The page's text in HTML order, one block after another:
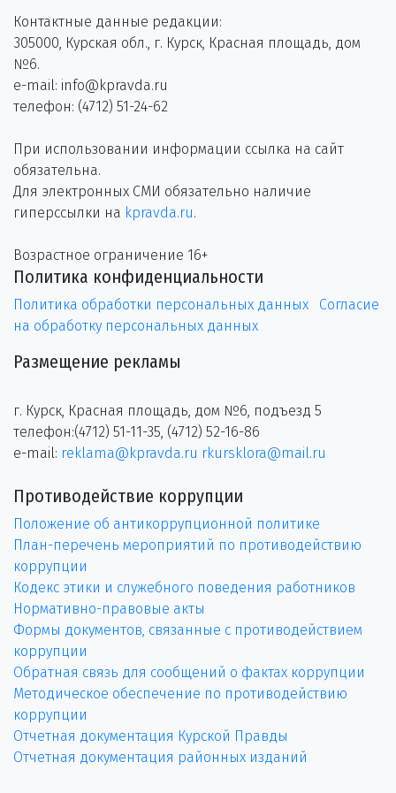
Контактные данные редакции:
305000, Курская обл., г. Курск, Красная площадь, дом
№6.
e-mail: info@kpravda.ru
телефон: (4712) 51-24-62
При использовании информации ссылка на сайт
обязательна.
Для электронных СМИ обязательно наличие
гиперссылки на kpravda.ru.
Возрастное ограничение 16+
Политика конфиденциальности
Политика обработки персональных данных
Согласие
на обработку персональных данных
Размещение рекламы
г. Курск, Красная площадь, дом №6, подъезд 5
телефон:(4712) 51-11-35, (4712) 52-16-86
e-mail: reklama@kpravda.ru rkursklora@mail.ru
Противодействие коррупции
Положение об антикоррупционной политике
План-перечень мероприятий по противодействию
коррупции
Кодекс этики и служебного поведения работников
Нормативно-правовые акты
Формы документов, связанные с противодействием
коррупции
Обратная связь для сообщений о фактах коррупции
Методическое обеспечение по противодействию
коррупции
Отчетная документация Курской Правды
Отчетная документация районных изданий